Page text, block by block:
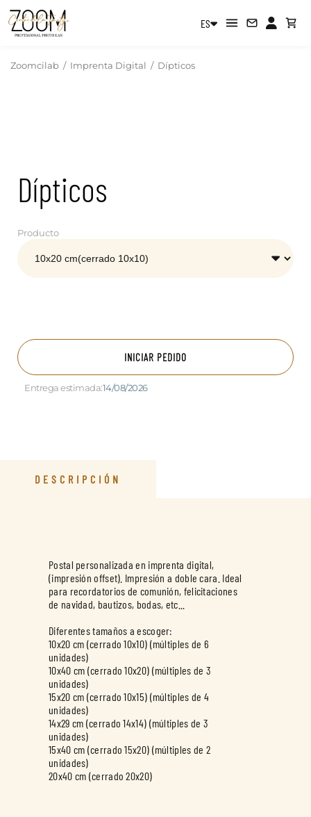
ES
Zoomcilab / Imprenta Digital / Dípticos
Dípticos
Producto
INICIAR PEDIDO
Entrega estimada:14/08/2026
DESCRIPCIÓN
Postal personalizada en imprenta digital,
(impresión offset). Impresión a doble cara. Ideal
para recordatorios de comunión, felicitaciones
de navidad, bautizos, bodas, etc...
Diferentes tamaños a escoger:
10x20 cm (cerrado 10x10) (múltiples de 6
unidades)
10x40 cm (cerrado 10x20) (múltiples de 3
unidades)
15x20 cm (cerrado 10x15) (múltiples de 4
unidades)
14x29 cm (cerrado 14x14) (múltiples de 3
unidades)
15x40 cm (cerrado 15x20) (múltiples de 2
unidades)